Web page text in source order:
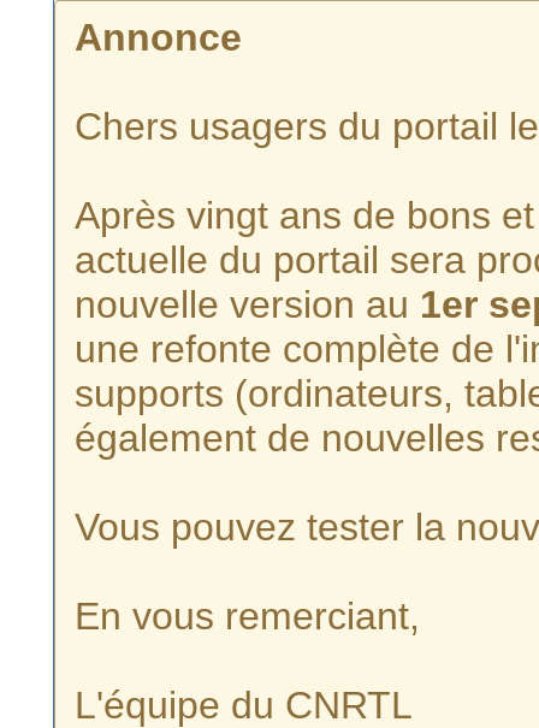
Annonce
Chers usagers du portail
Après vingt ans de bons
actuelle du portail sera
nouvelle version au 1er
une refonte complète de
supports (ordinateurs,
également de nouvelles
Vous pouvez tester la
En vous remerciant,
L'équipe du CNRTL